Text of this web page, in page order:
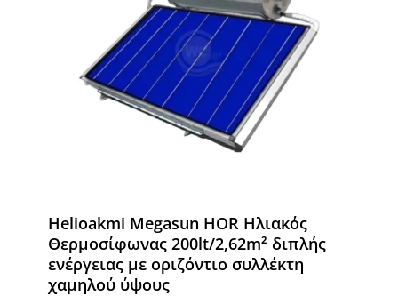
Helioakmi Megasun HOR Ηλιακός
Θερμοσίφωνας 200lt/2,62m² διπλής
ενέργειας με οριζόντιο συλλέκτη
χαμηλού ύψους